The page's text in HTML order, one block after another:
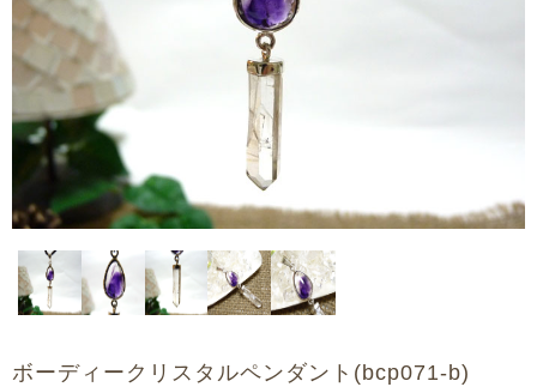
ボーディークリスタルペンダント(bcp071-b)